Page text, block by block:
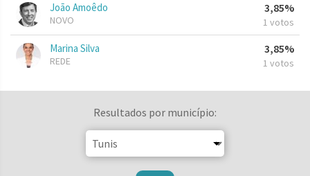
João Amoêdo
NOVO
3,85%
1 votos
Marina Silva
REDE
3,85%
1 votos
Resultados por município: